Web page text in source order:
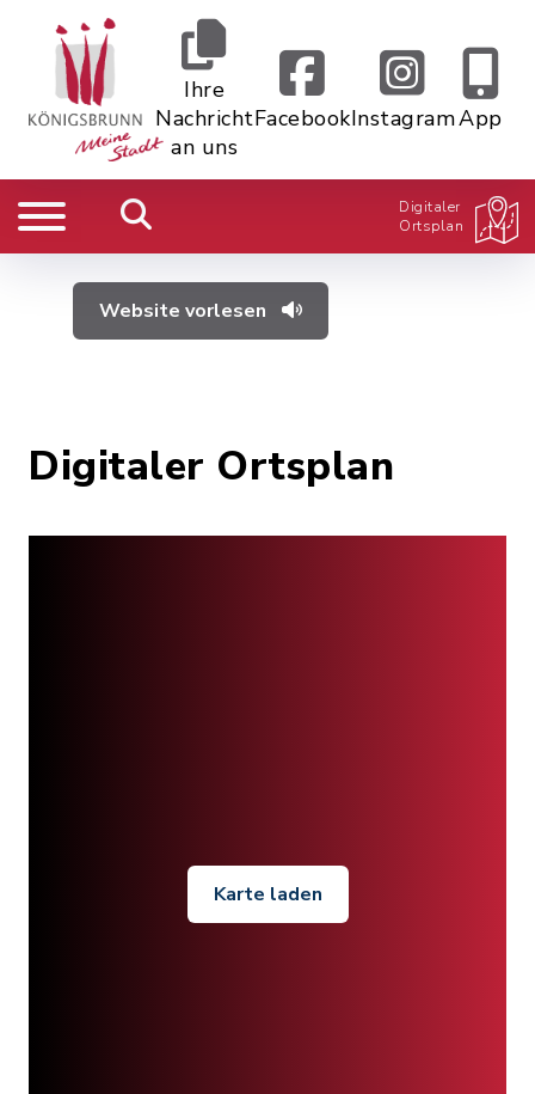
Ihre
Nachricht
an uns
FacebookInstagramApp
Digitaler
Ortsplan
Website vorlesen
Digitaler Ortsplan
Karte laden